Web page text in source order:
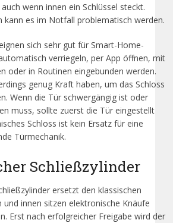
wenn innen ein Schlüssel steckt.
kann es im Notfall problematisch werden.
sich sehr gut für Smart-Home-
verriegeln, per App öffnen, mit
oder in Routinen eingebunden werden.
genug Kraft haben, um das Schloss
Wenn die Tür schwergängig ist oder
muss, sollte zuerst die Tür eingestellt
Schloss ist kein Ersatz für eine
Türmechanik.
Schließzylinder
ersetzt den klassischen
und innen sitzen elektronische Knäufe
Erst nach erfolgreicher Freigabe wird der